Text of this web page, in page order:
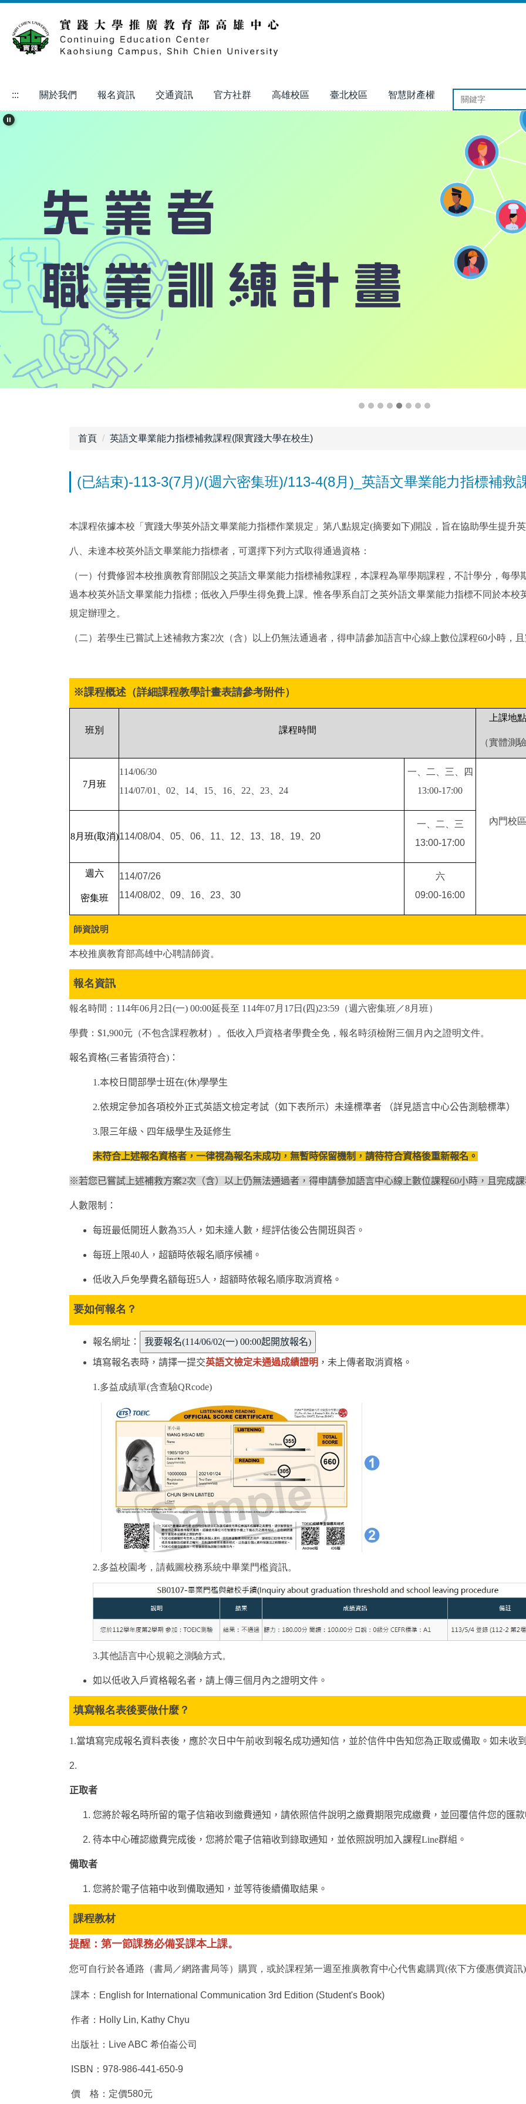
主
區::: 關於我們 報名資訊 交通資訊 官方社群 高雄校區 臺北校區 智慧財產權
首頁 英語文畢業能力指標補救課程(限實踐大學在校生)
(已結束)-113-3(7月)/(週六密集班)/113-4(8月)_英語文畢業能力指標補救
本課程依據本校「實踐大學英外語文畢業能力指標作業規定」第八點規定(摘要如下)開設，旨在協助學生提升
八、未達本校英外語文畢業能力指標者，可選擇下列方式取得通過資格：
（一）付費修習本校推廣教育部開設之英語文畢業能力指標補救課程，本課程為單學期課程，不計學分，每
過本校英外語文畢業能力指標；低收入戶學生得免費上課。惟各學系自訂之英外語文畢業能力指標不同於本
規定辦理之。
（二）若學生已嘗試上述補救方案2次（含）以上仍無法通過者，得申請參加語言中心線上數位課程60小時，
※課程概述（詳細課程教學計畫表請參考附件）
班別 課程時間
上課地點
（實體測
7月班
114/06/30
114/07/01、02、14、15、16、22、23、24
一、二、三、四
13:00-17:00
內門校區
8月班(取消)114/08/04、05、06、11、12、13、18、19、20
一、二 、三
13:00-17:00
週六
密集班
114/07/26
114/08/02、09、16、23、30
六
09:00-16:00
師資說明
本校推廣教育部高雄中心聘請師資。
報名資訊
報名時間： 114年06月2日(一) 00:00延長至 114年07月17日(四)23:59（週六密集班／8月班）
學費：$1,900元（不包含課程教材）。低收入戶資格者學費全免，報名時須檢附三個月內之證明文件。
報名資格(三者皆須符合)：
1.本校日間部學士班在(休)學學生
2.依規定參加各項校外正式英語文檢定考試（如下表所示）未達標準者 （詳見語言中心公告測驗標準）
3.限三年級、四年級學生及延修生
未符合上述報名資格者，一律視為報名未成功，無暫時保留機制，請待符合資格後重新報名 。
※若您已嘗試上述補救方案2次（含）以上仍無法通過者，得申請參加語言中心線上數位課程60小時，且完成
人數限制：
每班最低開班人數為35人，如未達人數，經評估後公告開班與否。
每班上限40人，超額時依報名順序候補。
低收入戶免學費名額每班5人，超額時依報名順序取消資格。
要如何報名？
報名網址：
填寫報名表時，請擇一提交英語文檢定未通過成績證明 ，未上傳者取消資格。
1.多益成績單(含查驗QRcode)
2.多益校園考，請截圖校務系統中畢業門檻資訊。
3.其他語言中心規範之測驗方式。
如以低收入戶資格報名者，請上傳三個月內之證明文件。
填寫報名表後要做什麼？
1.當填寫完成報名資料表後，應於次日中午前收到報名成功通知信，並於信件中告知您為正取或備取。如未收
2.
正取者
您將於報名時所留的電子信箱收到繳費通知，請依照信件說明之繳費期限完成繳費，並回覆信件您的匯
待本中心確認繳費完成後，您將於電子信箱收到錄取通知，並依照說明加入課程Line群組。
備取者
您將於電子信箱中收到備取通知，並等待後續備取結果。
課程教材
提醒：第一節課務必備妥課本上課。
您可自行於各通路（書局／網路書局等）購買，或於課程第一週至推廣教育中心代售處購買(依下方優惠價資訊)
課本：English for International Communication 3rd Edition (Student's Book)
作者：Holly Lin, Kathy Chyu
出版社：Live ABC 希伯崙公司
ISBN：978-986-441-650-9
價 格：定價580元